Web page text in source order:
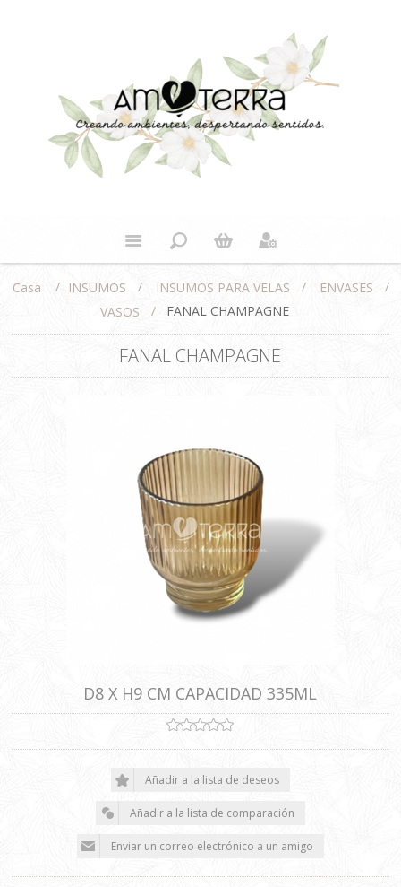
Casa / INSUMOS / INSUMOS PARA VELAS / ENVASES
/
VASOS
/ FANAL CHAMPAGNE
FANAL CHAMPAGNE
D8 X H9 CM CAPACIDAD 335ML